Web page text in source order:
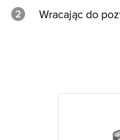
Wracając do